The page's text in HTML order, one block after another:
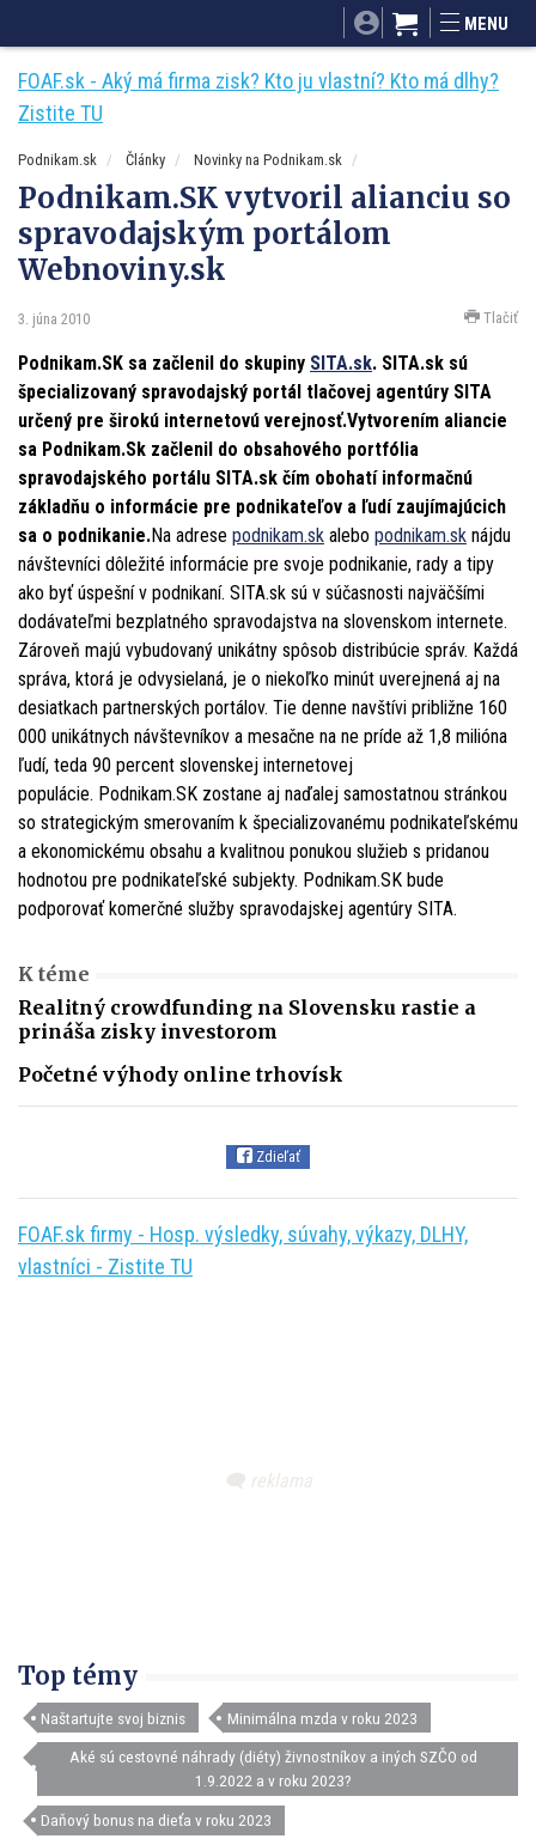
Mnamky-recepty.sk
MENU
FOAF.sk - Aký má firma zisk? Kto ju vlastní? Kto má dlhy?
Zistite TU
Podnikam.sk Články Novinky na Podnikam.sk
Podnikam.SK vytvoril alianciu so
spravodajským portálom
Webnoviny.sk
3. júna 2010 Tlačiť
Podnikam.SK sa začlenil do skupiny SITA.sk. SITA.sk sú
špecializovaný spravodajský portál tlačovej agentúry SITA
určený pre širokú internetovú verejnosť.Vytvorením aliancie
sa Podnikam.Sk začlenil do obsahového portfólia
spravodajského portálu SITA.sk čím obohatí informačnú
základňu o informácie pre podnikateľov a ľudí zaujímajúcich
sa o podnikanie.Na adrese podnikam.sk alebo podnikam.sk nájdu
návštevníci dôležité informácie pre svoje podnikanie, rady a tipy
ako byť úspešní v podnikaní. SITA.sk sú v súčasnosti najväčšími
dodávateľmi bezplatného spravodajstva na slovenskom internete.
Zároveň majú vybudovaný unikátny spôsob distribúcie správ. Každá
správa, ktorá je odvysielaná, je o niekoľko minút uverejnená aj na
desiatkach partnerských portálov. Tie denne navštívi približne 160
000 unikátnych návštevníkov a mesačne na ne príde až 1,8 milióna
ľudí, teda 90 percent slovenskej internetovej
populácie. Podnikam.SK zostane aj naďalej samostatnou stránkou
so strategickým smerovaním k špecializovanému podnikateľskému
a ekonomickému obsahu a kvalitnou ponukou služieb s pridanou
hodnotou pre podnikateľské subjekty. Podnikam.SK bude
podporovať komerčné služby spravodajskej agentúry SITA.
K téme
Realitný crowdfunding na Slovensku rastie a
prináša zisky investorom
Početné výhody online trhovísk
Zdieľať
FOAF.sk firmy - Hosp. výsledky, súvahy, výkazy, DLHY,
vlastníci - Zistite TU
Top témy
Naštartujte svoj biznis Minimálna mzda v roku 2023
Aké sú cestovné náhrady (diéty) živnostníkov a iných SZČO od
1.9.2022 a v roku 2023?
Daňový bonus na dieťa v roku 2023